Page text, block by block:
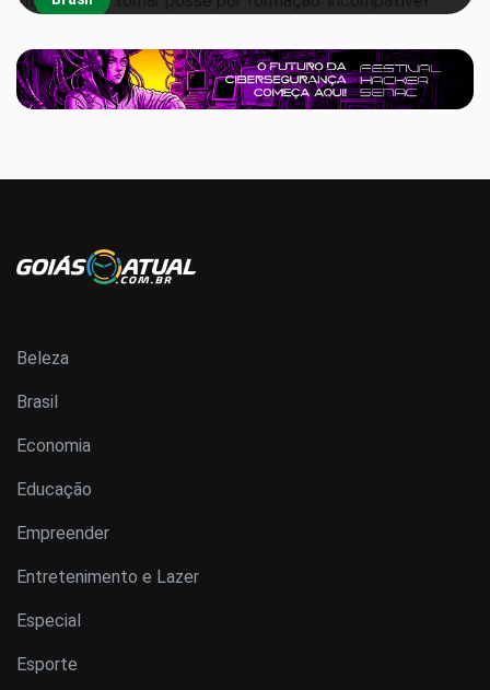
Beleza
Brasil
Economia
Educação
Empreender
Entretenimento e Lazer
Especial
Esporte